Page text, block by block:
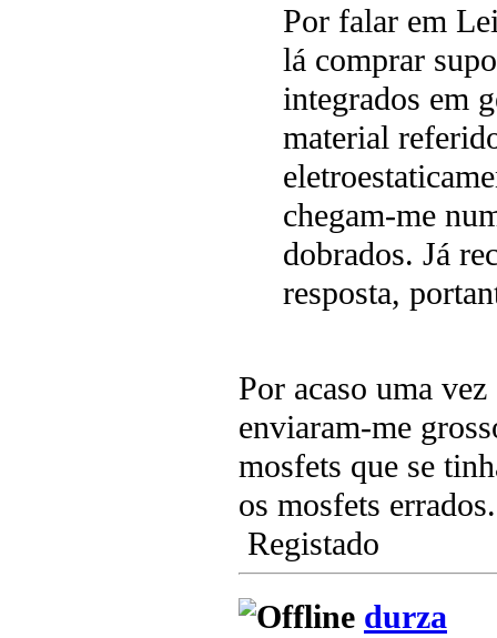
Por falar em
lá comprar
integrados em
material
chegam-me
dobrados. Já
resposta,
Por acaso uma
enviaram-me
mosfets que se
os mosfets
Registado
durza